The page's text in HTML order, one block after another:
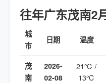
往年广东茂南2
城
市
日期 温度
茂
南
2026-
02-08
21℃ /
13℃